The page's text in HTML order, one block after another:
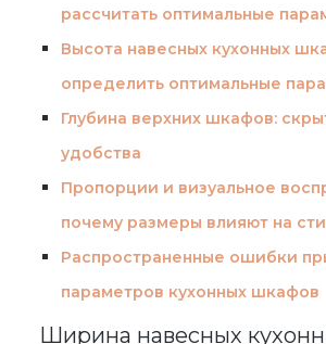
рассчитать оптимальные
Высота навесных кухонных
определить оптимальные
Глубина верхних шкафов:
удобства
Пропорции и визуальное
почему размеры влияют на
Распространенные ошибки
параметров кухонных шкафов
Ширина навесных